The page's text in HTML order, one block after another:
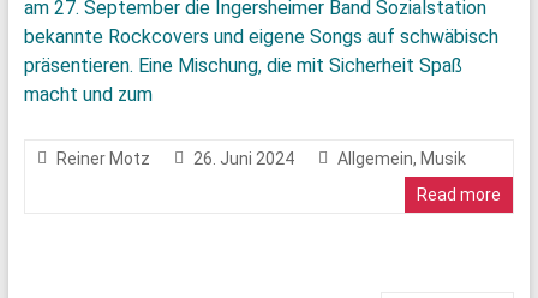
am 27. September die Ingersheimer Band Sozialstation
bekannte Rockcovers und eigene Songs auf schwäbisch
präsentieren. Eine Mischung, die mit Sicherheit Spaß
macht und zum
Reiner Motz 26. Juni 2024 Allgemein, Musik
Read more